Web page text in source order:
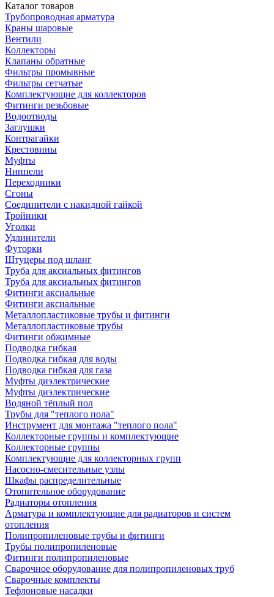
Каталог товаров
Трубопроводная арматура
Краны шаровые
Вентили
Коллекторы
Клапаны обратные
Фильтры промывные
Фильтры сетчатые
Комплектующие для коллекторов
Фитинги резьбовые
Водоотводы
Заглушки
Контрагайки
Крестовины
Муфты
Ниппели
Переходники
Сгоны
Соединители с накидной гайкой
Тройники
Уголки
Удлинители
Футорки
Штуцеры под шланг
Труба для аксиальных фитингов
Труба для аксиальных фитингов
Фитинги аксиальные
Фитинги аксиальные
Металлопластиковые трубы и фитинги
Металлопластиковые трубы
Фитинги обжимные
Подводка гибкая
Подводка гибкая для воды
Подводка гибкая для газа
Муфты диэлектрические
Муфты диэлектрические
Водяной тёплый пол
Трубы для "теплого пола"
Инструмент для монтажа "теплого пола"
Коллекторные группы и комплектующие
Коллекторные группы
Комплектующие для коллекторных групп
Насосно-смесительные узлы
Шкафы распределительные
Отопительное оборудование
Радиаторы отопления
Арматура и комплектующие для радиаторов и систем
отопления
Полипропиленовые трубы и фитинги
Трубы полипропиленовые
Фитинги полипропиленовые
Сварочное оборудование для полипропиленовых труб
Сварочные комплекты
Тефлоновые насадки